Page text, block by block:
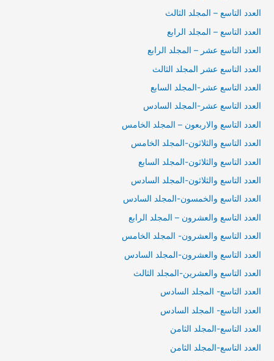
العدد التاسع – المجلد الثالث
العدد التاسع – المجلد الرابع
العدد التاسع عشر – المجلد الرابع
العدد التاسع عشر المجلد الثالث
العدد التاسع عشر-المجلد السابع
العدد التاسع عشر-المجلد السادس
العدد التاسع والاربعون – المجلد الخامس
العدد التاسع والثلاثون-المجلد الخامس
العدد التاسع والثلاثون-المجلد السابع
العدد التاسع والثلاثون-المجلد السادس
العدد التاسع والخمسون-المجلد السادس
العدد التاسع والعشرون – المجلد الرابع
العدد التاسع والعشرون- المجلد الخامس
العدد التاسع والعشرون-المجلد السادس
العدد التاسع والعشرين-المجلد الثالث
العدد التاسع- المجلد السادس
العدد التاسع- المجلد السادس
العدد التاسع-المجلد الثامن
العدد التاسع-المجلد الثامن